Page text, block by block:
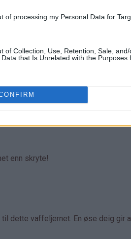
of processing my Personal Data for
of Collection, Use, Retention, Sale,
that Is Unrelated with the Purposes
enn skryte!
dette vaffeljernet. En øse deig gir